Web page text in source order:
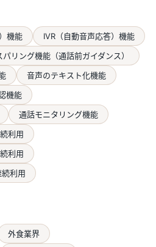
機能
IVR（自動音声応答）機能
パリング機能（通話前ガイダンス）
音声のテキスト化機能
機能
通話モニタリング機能
利用
利用
利用
外食業界